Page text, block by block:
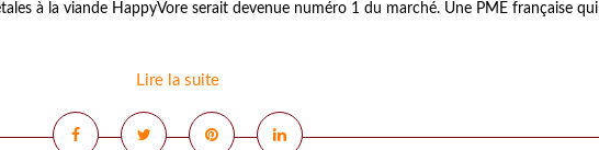
à la viande HappyVore serait devenue numéro 1 du marché. Une PME française qui
Lire la suite